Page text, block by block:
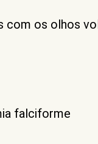
com os olhos
falciforme